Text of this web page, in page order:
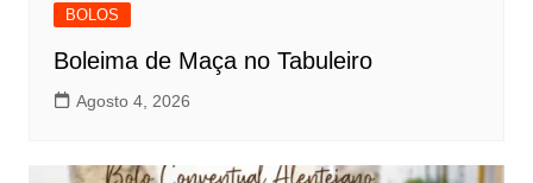
BOLOS
Boleima de Maça no Tabuleiro
Agosto 4, 2026